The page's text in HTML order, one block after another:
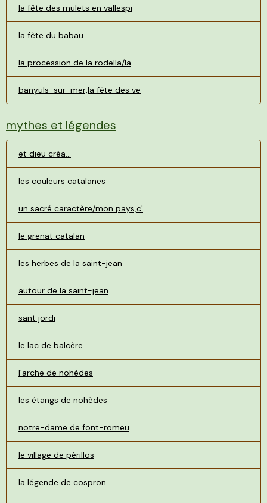
la fête des mulets en vallespi
la fête du babau
la procession de la rodella/la
banyuls-sur-mer,la fête des ve
mythes et légendes
et dieu créa...
les couleurs catalanes
un sacré caractère/mon pays,c'
le grenat catalan
les herbes de la saint-jean
autour de la saint-jean
sant jordi
le lac de balcère
l'arche de nohèdes
les étangs de nohèdes
notre-dame de font-romeu
le village de périllos
la légende de cospron